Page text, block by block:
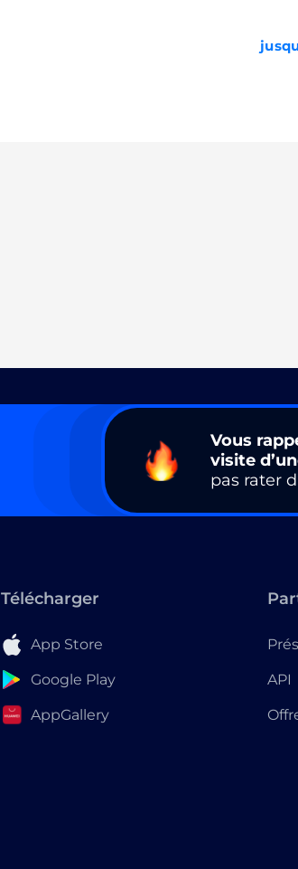
Vous
visite
pas rater
Télécharger
App Store
Google Play
AppGallery
API